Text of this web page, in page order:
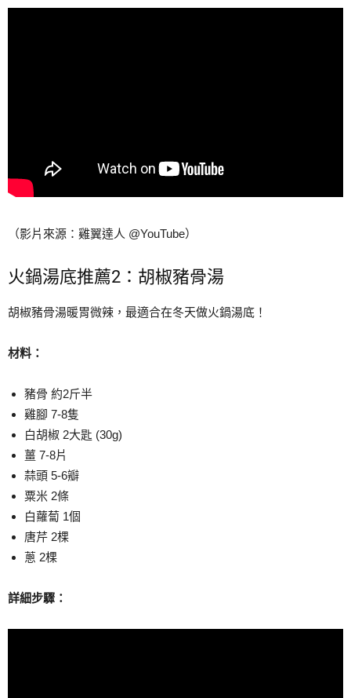
（影片來源：雞翼達人 @YouTube）
火鍋湯底推薦2：胡椒豬骨湯
胡椒豬骨湯暖胃微辣，最適合在冬天做火鍋湯底！
材料：
豬骨 約2斤半
雞腳 7-8隻
白胡椒 2大匙 (30g)
薑 7-8片
蒜頭 5-6瓣
粟米 2條
白蘿蔔 1個
唐芹 2棵
蔥 2棵
詳細步驟：